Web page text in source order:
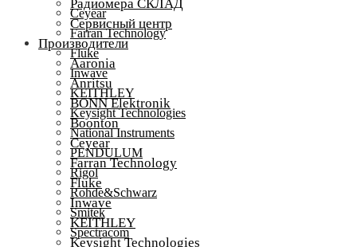
Ceyear
Farran Technology
Fluke
Inwave
KEITHLEY
Keysight Technologies
National Instruments
PENDULUM
Rigol
Rohde&Schwarz
Smitek
Spectracom
Радиомера СКЛАД
Сервисный центр
Производители
Aaronia
Anritsu
BONN Elektronik
Boonton
Ceyear
Farran Technology
Fluke
Inwave
KEITHLEY
Keysight Technologies